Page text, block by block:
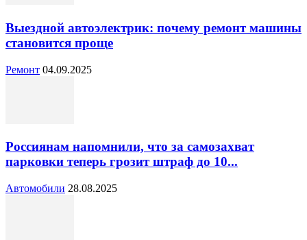
Выездной автоэлектрик: почему ремонт машины
становится проще
Ремонт 04.09.2025
Россиянам напомнили, что за самозахват
парковки теперь грозит штраф до 10...
Автомобили 28.08.2025